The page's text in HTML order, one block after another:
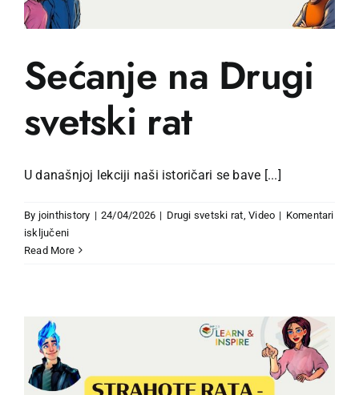
Sećanje na Drugi
svetski rat
U današnjoj lekciji naši istoričari se bave [...]
By jointhistory | 24/04/2026 | Drugi svetski rat ,Video | Komentari
isključeniza
Sećanje
Read More